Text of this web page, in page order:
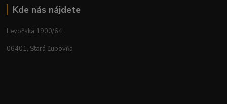
Kde nás nájdete
Levočská 1900/64
06401, Stará Ľubovňa